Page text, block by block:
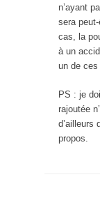
n’ayant
sera
cas, la
à un
un de
PS : je
rajoutée
d’ailleurs
propos.